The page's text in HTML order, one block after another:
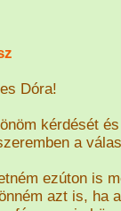
Dóra!
kérdését
a
ezúton is
azt is, ha